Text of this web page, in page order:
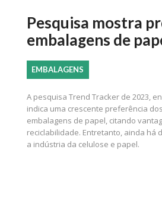
Pesquisa mostra
embalagens de
EMBALAGENS
A pesquisa Trend Tracker de 2023,
indica uma crescente preferência
embalagens de papel, citando
reciclabilidade. Entretanto, ainda há
a indústria da celulose e papel.